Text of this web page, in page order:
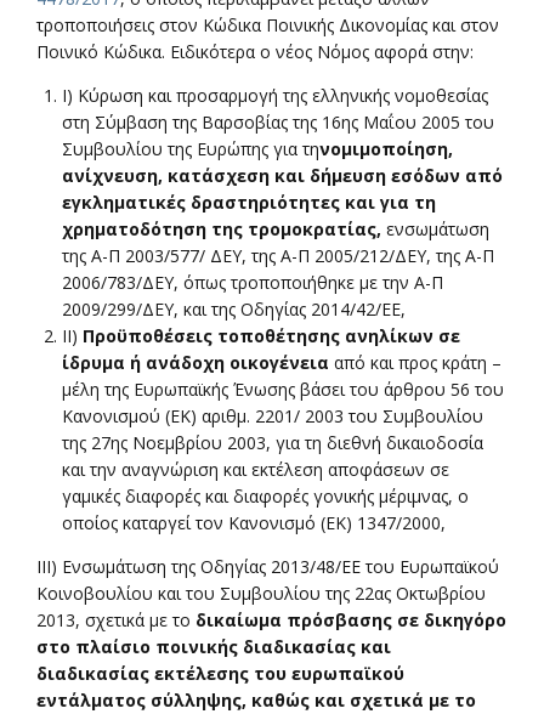
τροποποιήσεις στον Κώδικα Ποινικής Δικονομίας και στον
Ποινικό Κώδικα. Ειδικότερα ο νέος Νόμος αφορά στην:
I) Κύρωση και προσαρμογή της ελληνικής νομοθεσίας
στη Σύμβαση της Βαρσοβίας της 16ης Μαΐου 2005 του
Συμβουλίου της Ευρώπης για τηνομιμοποίηση,
ανίχνευση, κατάσχεση και δήμευση εσόδων από
εγκληματικές δραστηριότητες και για τη
χρηματοδότηση της τρομοκρατίας, ενσωμάτωση
της Α-Π 2003/577/ ΔΕΥ, της Α-Π 2005/212/ΔΕΥ, της Α-Π
2006/783/ΔΕΥ, όπως τροποποιήθηκε με την Α-Π
2009/299/ΔΕΥ, και της Οδηγίας 2014/42/ΕΕ,
II) Προϋποθέσεις τοποθέτησης ανηλίκων σε
ίδρυμα ή ανάδοχη οικογένεια από και προς κράτη –
μέλη της Ευρωπαϊκής Ένωσης βάσει του άρθρου 56 του
Κανονισμού (ΕΚ) αριθμ. 2201/ 2003 του Συμβουλίου
της 27ης Νοεμβρίου 2003, για τη διεθνή δικαιοδοσία
και την αναγνώριση και εκτέλεση αποφάσεων σε
γαμικές διαφορές και διαφορές γονικής μέριμνας, ο
οποίος καταργεί τον Κανονισμό (ΕΚ) 1347/2000,
III) Ενσωμάτωση της Οδηγίας 2013/48/ΕΕ του Ευρωπαϊκού
Κοινοβουλίου και του Συμβουλίου της 22ας Οκτωβρίου
2013, σχετικά με το δικαίωμα πρόσβασης σε δικηγόρο
στο πλαίσιο ποινικής διαδικασίας και
διαδικασίας εκτέλεσης του ευρωπαϊκού
εντάλματος σύλληψης, καθώς και σχετικά με το